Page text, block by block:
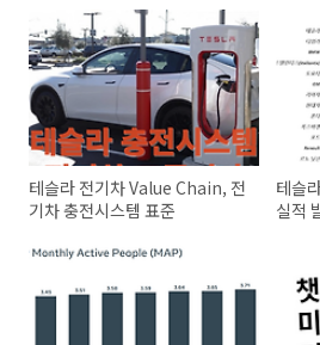
테슬라 전기차 Value Chain, 전
기차 충전시스템 표준
테슬
실적